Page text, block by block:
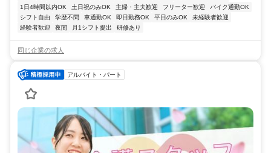
1日4時間以内OK
土日祝のみOK 主婦・主夫歓迎 フリーター歓迎
バイク通勤OK
シフト自由
学歴不問 車通勤OK 即日勤務OK 平日のみOK
未経験者歓迎
経験者歓迎
夜間 月1シフト提出 研修あり
同じ企業の求人
アルバイト・パート